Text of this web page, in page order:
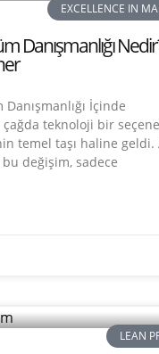
EXCELLENCE IN
Danışmanlığı
İçinde
teknoloji bir
temel taşı haline geldi.
değişim, sadece
LEAN